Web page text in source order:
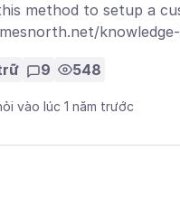
method to setup a
9 548
vào lúc 1 năm trước